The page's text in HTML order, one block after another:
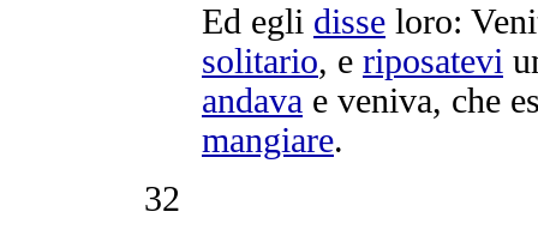
Ed egli disse loro:
solitario, e riposatevi
andava e veniva, che
mangiare.
32